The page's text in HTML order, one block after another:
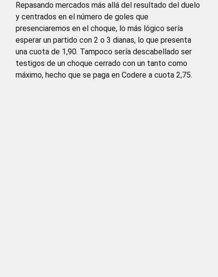
Repasando mercados más allá del resultado del duelo
y centrados en el número de goles que
presenciaremos en el choque, lo más lógico sería
esperar un partido con 2 o 3 dianas, lo que presenta
una cuota de 1,90. Tampoco sería descabellado ser
testigos de un choque cerrado con un tanto como
máximo, hecho que se paga en Codere a cuota 2,75.